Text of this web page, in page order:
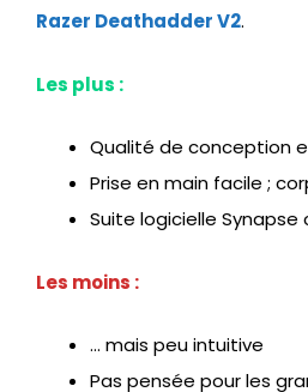
Razer Deathadder V2.
Les plus :
Qualité de conception
Prise en main facile ;
Suite logicielle
Les moins :
… mais peu intuitive
Pas pensée pour les